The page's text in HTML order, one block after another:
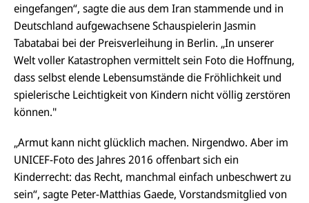
eingefangen“, sagte die aus dem Iran stammende und in
Deutschland aufgewachsene Schauspielerin Jasmin
Tabatabai bei der Preisverleihung in Berlin. „In unserer
Welt voller Katastrophen vermittelt sein Foto die Hoffnung,
dass selbst elende Lebensumstände die Fröhlichkeit und
spielerische Leichtigkeit von Kindern nicht völlig zerstören
können."
„Armut kann nicht glücklich machen. Nirgendwo. Aber im
UNICEF-Foto des Jahres 2016 offenbart sich ein
Kinderrecht: das Recht, manchmal einfach unbeschwert zu
sein“, sagte Peter-Matthias Gaede, Vorstandsmitglied von